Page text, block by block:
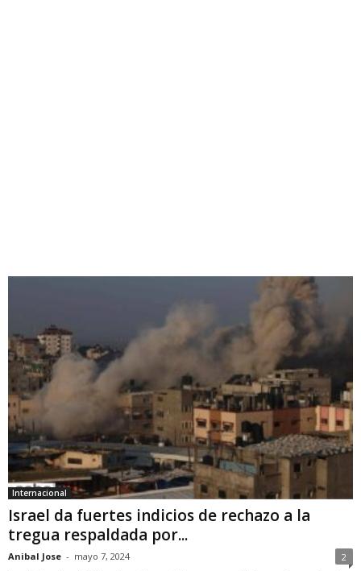
Internacional
Israel da fuertes indicios de rechazo a la
tregua respaldada por...
Anibal Jose - mayo 7, 2024 2